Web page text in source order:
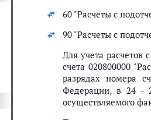
60 "Расчеты с
90 "Расчеты с
Для учета расчетов
счета 020800000
разрядах номера
Федерации, в 24 -
осуществляемого